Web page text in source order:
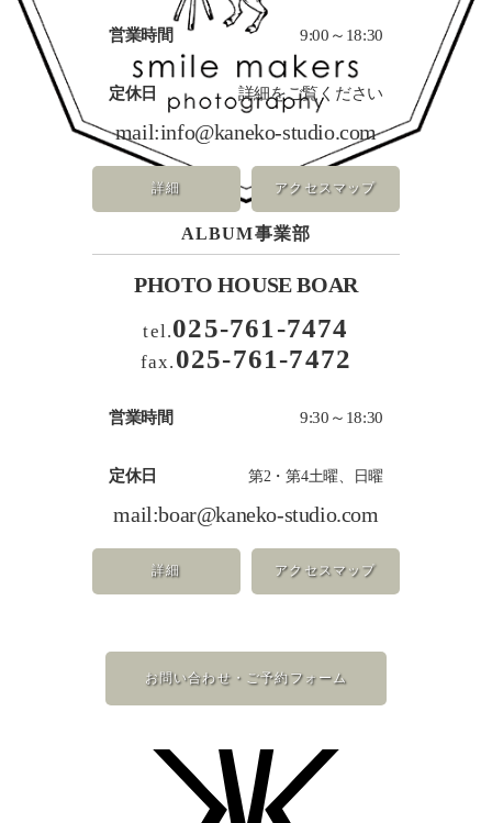
営業時間 9:00～18:30
定休日 詳細をご覧ください
mail:info@kaneko-studio.com
詳細 アクセスマップ
ALBUM事業部
PHOTO HOUSE BOAR
tel.025-761-7474
fax. 025-761-7472
営業時間 9:30～18:30
定休日 第2・第4土曜、日曜
mail:boar@kaneko-studio.com
詳細 アクセスマップ
お問い合わせ・ご予約フォーム